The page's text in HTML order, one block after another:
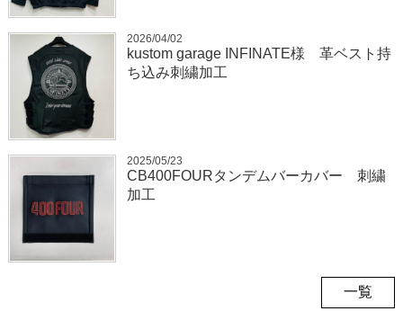
2026/04/02
kustom garage INFINATE様 革ベスト持
ち込み刺繍加工
2025/05/23
CB400FOURタンデムバーカバー 刺繍
加工
一覧